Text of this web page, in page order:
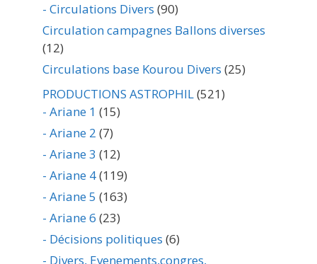
- Circulations Divers (90)
Circulation campagnes Ballons diverses
(12)
Circulations base Kourou Divers (25)
PRODUCTIONS ASTROPHIL(521)
- Ariane 1 (15)
- Ariane 2 (7)
- Ariane 3 (12)
- Ariane 4(119)
- Ariane 5 (163)
- Ariane 6 (23)
- Décisions politiques (6)
- Divers, Evenements,congres,